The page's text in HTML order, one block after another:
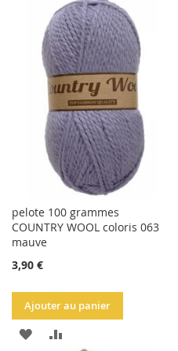
LA
LISTE
D'ACHATS
AU
COMPARATEUR
pelote 100 grammes
COUNTRY WOOL coloris 063
mauve
3,90 €
Ajouter au panier
AJOUTER